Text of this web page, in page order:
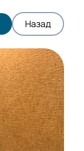
Назад